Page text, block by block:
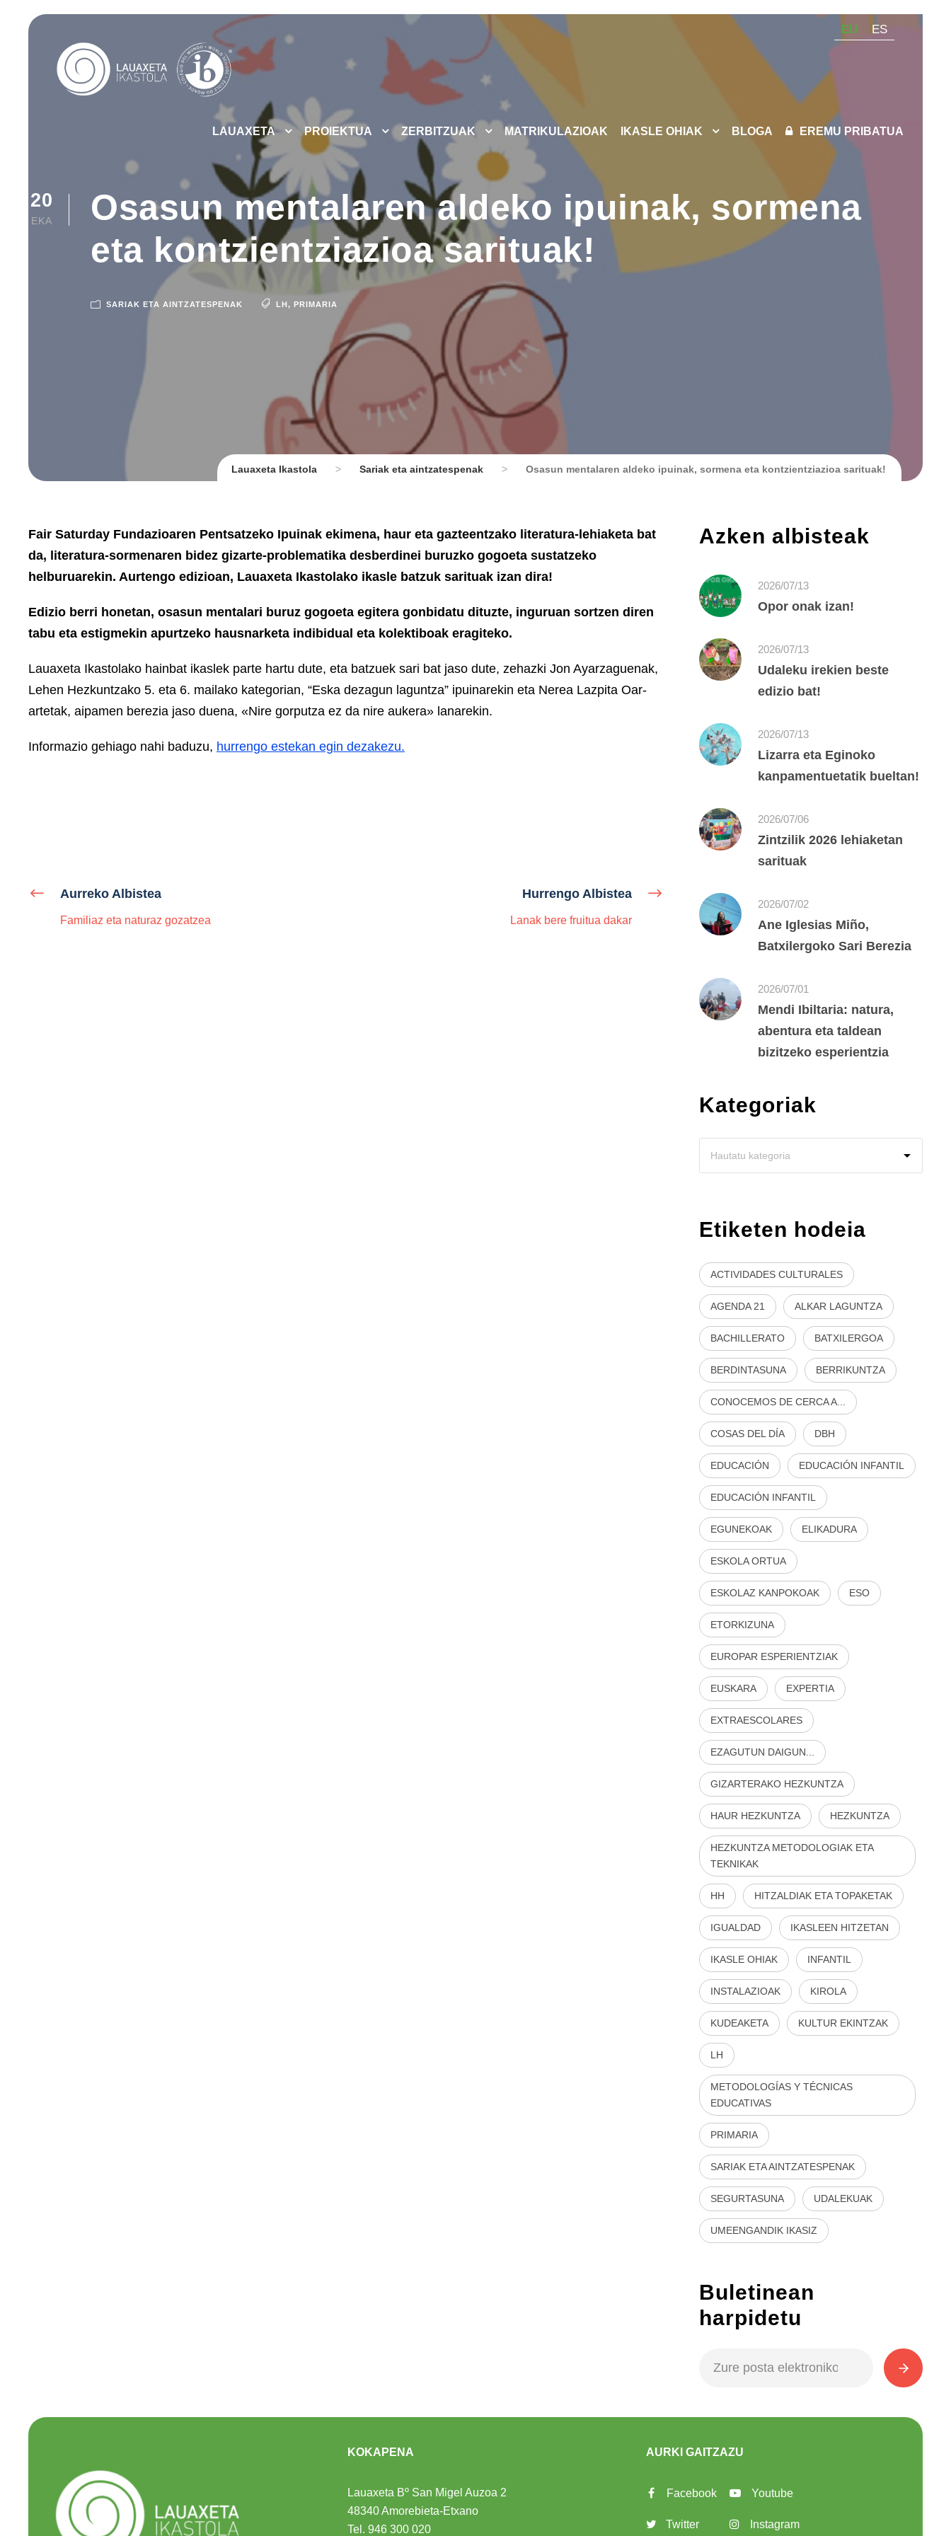
EU ES
LAUAXETA PROIEKTUA ZERBITZUAK MATRIKULAZIOAK IKASLE OHIAK BLOGA EREMU PRIBATUA
20
EKA
Osasun mentalaren aldeko ipuinak, sormena
eta kontzientziazioa sarituak!
SARIAK ETA AINTZATESPENAK LH, PRIMARIA
Lauaxeta Ikastola > Sariak eta aintzatespenak > Osasun mentalaren aldeko ipuinak, sormena eta kontzientziazioa sarituak!
Fair Saturday Fundazioaren Pentsatzeko Ipuinak ekimena, haur eta gazteentzako literatura-lehiaketa bat
da, literatura-sormenaren bidez gizarte-problematika desberdinei buruzko gogoeta sustatzeko
helburuarekin. Aurtengo edizioan, Lauaxeta Ikastolako ikasle batzuk sarituak izan dira!
Edizio berri honetan, osasun mentalari buruz gogoeta egitera gonbidatu dituzte, inguruan sortzen diren
tabu eta estigmekin apurtzeko hausnarketa indibidual eta kolektiboak eragiteko.
Lauaxeta Ikastolako hainbat ikaslek parte hartu dute, eta batzuek sari bat jaso dute, zehazki Jon Ayarzaguenak,
Lehen Hezkuntzako 5. eta 6. mailako kategorian, “Eska dezagun laguntza” ipuinarekin eta Nerea Lazpita Oar-
artetak, aipamen berezia jaso duena, «Nire gorputza ez da nire aukera» lanarekin.
Informazio gehiago nahi baduzu, hurrengo estekan egin dezakezu.
Aurreko Albistea
Familiaz eta naturaz gozatzea
Hurrengo Albistea
Lanak bere fruitua dakar
Azken albisteak
2026/07/13
Opor onak izan!
2026/07/13
Udaleku irekien beste
edizio bat!
2026/07/13
Lizarra eta Eginoko
kanpamentuetatik bueltan!
2026/07/06
Zintzilik 2026 lehiaketan
sarituak
2026/07/02
Ane Iglesias Miño,
Batxilergoko Sari Berezia
2026/07/01
Mendi Ibiltaria: natura,
abentura eta taldean
bizitzeko esperientzia
Kategoriak
Etiketen hodeia
ACTIVIDADES CULTURALES
AGENDA 21 ALKAR LAGUNTZA
BACHILLERATO BATXILERGOA
BERDINTASUNA BERRIKUNTZA
CONOCEMOS DE CERCA A...
COSAS DEL DÍA DBH
EDUCACIÓN EDUCACIÓN INFANTIL
EDUCACIÓN INFANTIL
EGUNEKOAK ELIKADURA
ESKOLA ORTUA
ESKOLAZ KANPOKOAK ESO
ETORKIZUNA
EUROPAR ESPERIENTZIAK
EUSKARA EXPERTIA
EXTRAESCOLARES
EZAGUTUN DAIGUN...
GIZARTERAKO HEZKUNTZA
HAUR HEZKUNTZA HEZKUNTZA
HEZKUNTZA METODOLOGIAK ETA
TEKNIKAK
HH HITZALDIAK ETA TOPAKETAK
IGUALDAD IKASLEEN HITZETAN
IKASLE OHIAK INFANTIL
INSTALAZIOAK KIROLA
KUDEAKETA KULTUR EKINTZAK
LH
METODOLOGÍAS Y TÉCNICAS
EDUCATIVAS
PRIMARIA
SARIAK ETA AINTZATESPENAK
SEGURTASUNA UDALEKUAK
UMEENGANDIK IKASIZ
Buletinean
harpidetu
KOKAPENA
Lauaxeta Bº San Migel Auzoa 2
48340 Amorebieta-Etxano
Tel.946 300 020
AURKI GAITZAZU
Facebook
Twitter
Youtube
Instagram